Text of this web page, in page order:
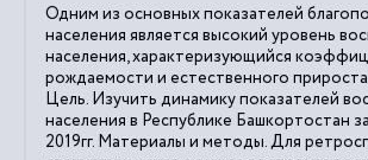
Одним из основных показателей
населения является высокий уровень
населения, характеризующийся
рождаемости и естественного
Цель. Изучить динамику показателей
населения в Республике Башкортостан
2019гг. Материалы и методы. Для